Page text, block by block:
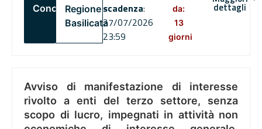
ConcorsiRegione
Basilicata
scadenza:
27/07/2026
23:59
da:
13
giorni
dettagli
Avviso di manifestazione di interesse
rivolto a enti del terzo settore, senza
scopo di lucro, impegnati in attività non